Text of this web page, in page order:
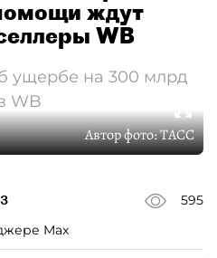
ждут
WB
ущербе на 300 млрд
WB
Автор фото:ТАСС
595
Max